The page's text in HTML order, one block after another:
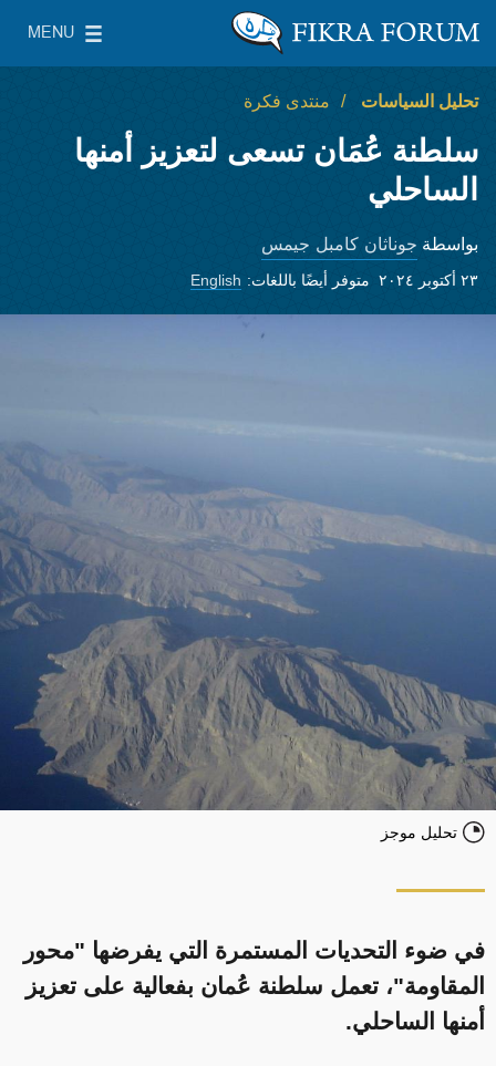
معهد واشنطن لسياسات الشرق الأدنى
MENU
Main Menu
تحليل السياسات منتدى فكرة
سلطنة عُمَان تسعى لتعزيز أمنها
الساحلي
بواسطة جوناثان كامبل جيمس
٢٣ أكتوبر ٢٠٢٤ متوفر أيضًا باللغات: English
تحليل موجز
في ضوء التحديات المستمرة التي يفرضها "محور
المقاومة"، تعمل سلطنة عُمان بفعالية على تعزيز
أمنها الساحلي.